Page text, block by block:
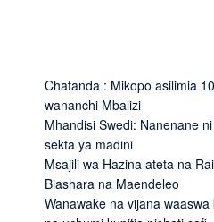
Chatanda : Mikopo asilimia
wananchi Mbalizi
Mhandisi Swedi: Nanenane
sekta ya madini
Msajili wa Hazina ateta na
Biashara na Maendeleo
Wanawake na vijana